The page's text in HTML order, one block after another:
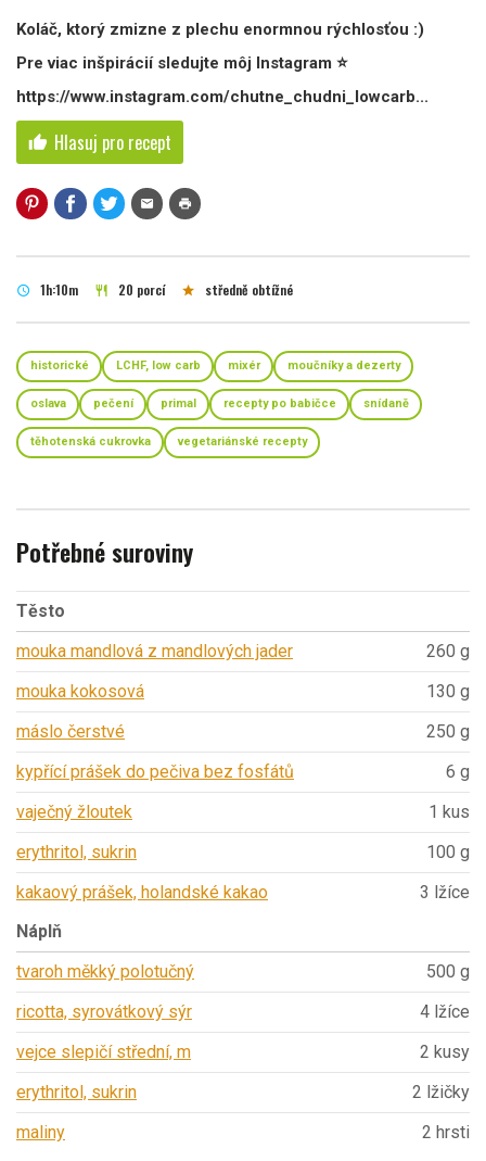
Koláč, ktorý zmizne z plechu enormnou rýchlosťou :)
Pre viac inšpirácií sledujte môj Instagram ⭐️
https://www.instagram.com/chutne_chudni_lowcarb...
thumb_up Hlasuj pro recept
mail print
schedule 1h:10m restaurant 20 porcí star středně obtížné
historické LCHF, low carb mixér moučníky a dezerty
oslava pečení primal recepty po babičce snídaně
těhotenská cukrovka vegetariánské recepty
Potřebné suroviny
Těsto
mouka mandlová z mandlových jader
260 g
mouka kokosová
130 g
máslo čerstvé
250 g
kypřící prášek do pečiva bez fosfátů
6 g
vaječný žloutek
1 kus
erythritol, sukrin
100 g
kakaový prášek, holandské kakao
3 lžíce
Náplň
tvaroh měkký polotučný
500 g
ricotta, syrovátkový sýr
4 lžíce
vejce slepičí střední, m
2 kusy
erythritol, sukrin
2 lžičky
maliny
2 hrsti